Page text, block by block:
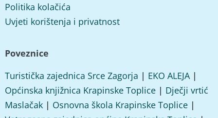
Politika kolačića
Uvjeti korištenja i privatnost
Poveznice
Turistička zajednica Srce Zagorja | EKO ALEJA|
Općinska knjižnica Krapinske Toplice | Dječji vrtić
Maslačak | Osnovna škola Krapinske Toplice |